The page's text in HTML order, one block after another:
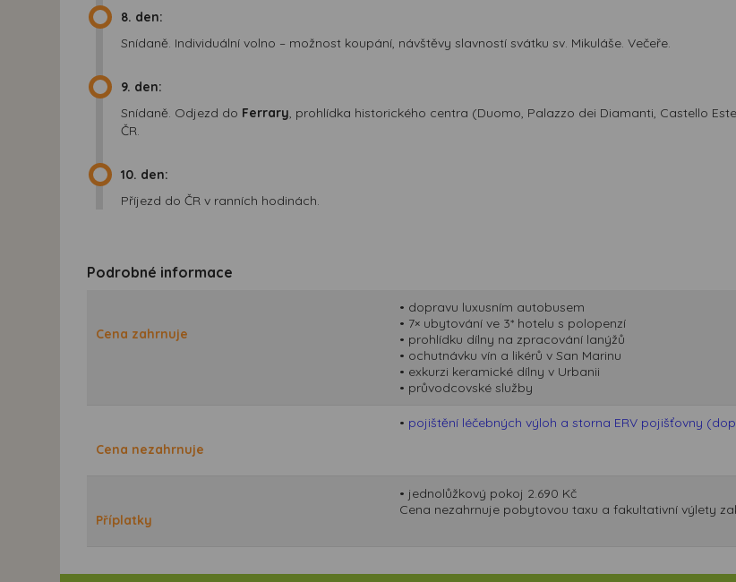
8. den:
Snídaně. Individuální volno – možnost koupání, návštěvy slavností svátku sv. Mikuláše. Večeře.
9. den:
Snídaně. Odjezd do Ferrary, prohlídka historického centra (Duomo, Palazzo dei Diamanti, Castello
ČR.
10. den:
Příjezd do ČR v ranních hodinách.
Podrobné informace
Cena zahrnuje
• dopravu luxusním autobusem
• 7× ubytování ve 3* hotelu s polopenzí
• prohlídku dílny na zpracování lanýžů
• ochutnávku vín a likérů v San Marinu
• exkurzi keramické dílny v Urbanii
• průvodcovské služby
Cena nezahrnuje
• pojištění léčebných výloh a storna ERV pojišťovny
Příplatky
• jednolůžkový pokoj 2.690 Kč
Cena nezahrnuje pobytovou taxu a fakultativní výlety